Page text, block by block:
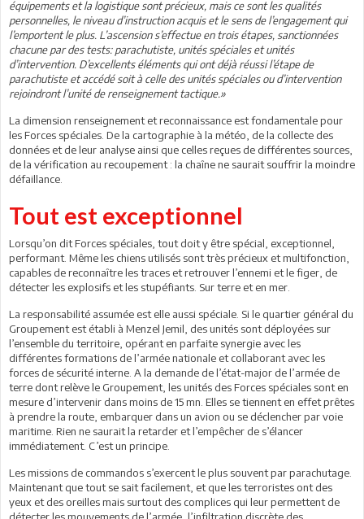
équipements et la logistique sont précieux, mais ce sont les qualités
personnelles, le niveau d’instruction acquis et le sens de l’engagement qui
l’emportent le plus. L’ascension s’effectue en trois étapes, sanctionnées
chacune par des tests: parachutiste, unités spéciales et unités
d’intervention. D’excellents éléments qui ont déjà réussi l’étape de
parachutiste et accédé soit à celle des unités spéciales ou d’intervention
rejoindront l’unité de renseignement tactique.»
La dimension renseignement et reconnaissance est fondamentale pour
les Forces spéciales. De la cartographie à la météo, de la collecte des
données et de leur analyse ainsi que celles reçues de différentes sources,
de la vérification au recoupement : la chaîne ne saurait souffrir la moindre
défaillance.
Tout est exceptionnel
Lorsqu’on dit Forces spéciales, tout doit y être spécial, exceptionnel,
performant. Même les chiens utilisés sont très précieux et multifonction,
capables de reconnaître les traces et retrouver l’ennemi et le figer, de
détecter les explosifs et les stupéfiants. Sur terre et en mer.
La responsabilité assumée est elle aussi spéciale. Si le quartier général du
Groupement est établi à Menzel Jemil, des unités sont déployées sur
l’ensemble du territoire, opérant en parfaite synergie avec les
différentes formations de l’armée nationale et collaborant avec les
forces de sécurité interne. A la demande de l’état-major de l’armée de
terre dont relève le Groupement, les unités des Forces spéciales sont en
mesure d’intervenir dans moins de 15 mn. Elles se tiennent en effet prêtes
à prendre la route, embarquer dans un avion ou se déclencher par voie
maritime. Rien ne saurait la retarder et l’empêcher de s’élancer
immédiatement. C’est un principe.
Les missions de commandos s’exercent le plus souvent par parachutage.
Maintenant que tout se sait facilement, et que les terroristes ont des
yeux et des oreilles mais surtout des complices qui leur permettent de